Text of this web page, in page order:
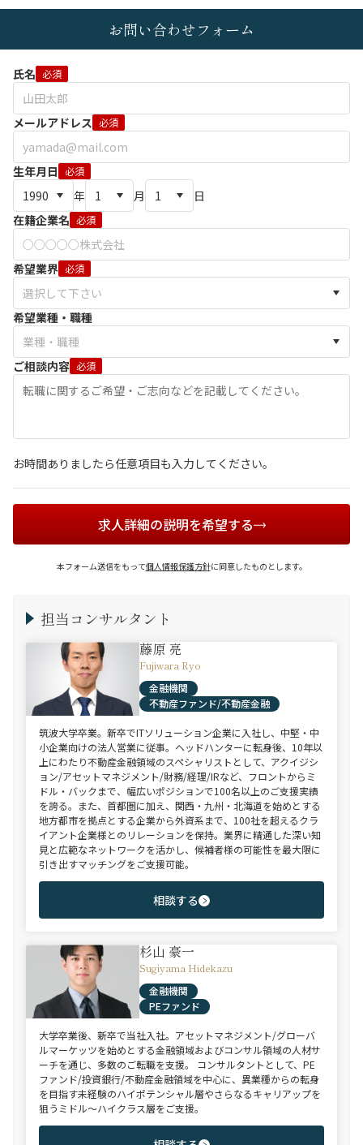
お問い合わせフォーム
氏名 必須
メールアドレス 必須
生年月日 必須
年 月
日
在籍企業名 必須
希望業界 必須
希望業種・職種
ご相談内容 必須
お時間ありましたら任意項目も入力してください。
求人詳細の説明を希望する
本フォーム送信をもって個人情報保護方針に同意したものとします。
担当コンサルタント
藤原 亮
Fujiwara Ryo
金融機関
不動産ファンド/不動産金融
筑波大学卒業。新卒でITソリューション企業に入社し、中堅・中
小企業向けの法人営業に従事。ヘッドハンターに転身後、10年以
上にわたり不動産金融領域のスペシャリストとして、アクイジシ
ョン/アセットマネジメント/財務/経理/IRなど、フロントからミ
ドル・バックまで、幅広いポジションで100名以上のご支援実績
を誇る。また、首都圏に加え、関西・九州・北海道を始めとする
地方都市を拠点とする企業から外資系まで、100社を超えるクラ
イアント企業様とのリレーションを保持。業界に精通した深い知
見と広範なネットワークを活かし、候補者様の可能性を最大限に
引き出すマッチングをご支援可能。
相談する
杉山 豪一
Sugiyama Hidekazu
金融機関
PEファンド
大学卒業後、新卒で当社入社。アセットマネジメント/グローバ
ルマーケッツを始めとする金融領域およびコンサル領域の人材サ
ーチを通じ、多数のご転職を支援。 コンサルタントとして、PE
ファンド/投資銀行/不動産金融領域を中心に、異業種からの転身
を目指す未経験のハイポテンシャル層やさらなるキャリアップを
狙うミドル～ハイクラス層をご支援。